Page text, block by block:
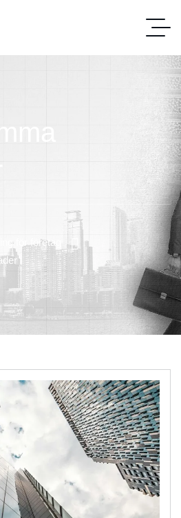
för företag